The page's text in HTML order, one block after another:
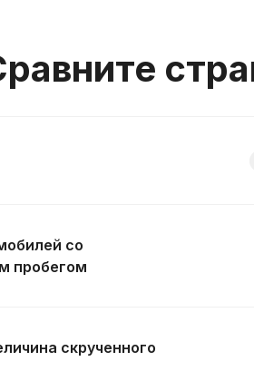
со
пробегом
скрученного